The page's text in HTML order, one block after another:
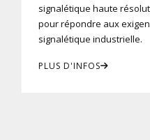
signalétique haute
pour répondre aux
signalétique industrielle.
PLUS D'INFOS